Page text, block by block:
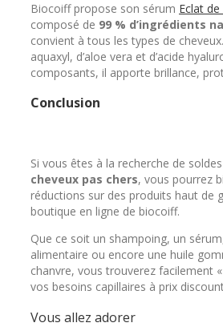
Biocoiff propose son sérum Eclat
composé de 99 % d’ingrédients
convient à tous les types de
aquaxyl, d’aloe vera et d’acide
composants, il apporte brillance,
Conclusion
Si vous êtes à la recherche de
cheveux pas chers, vous pourrez
réductions sur des produits haut de
boutique en ligne de biocoiff.
Que ce soit un shampoing, un
alimentaire ou encore une huile
chanvre, vous trouverez facilement
vos besoins capillaires à prix
Vous allez adorer